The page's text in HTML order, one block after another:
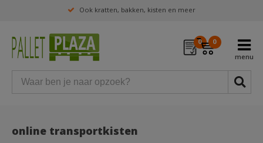
Ook kratten, bakken, kisten en meer
0 0
online transportkisten